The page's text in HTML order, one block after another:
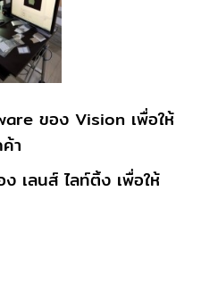
ของ Vision เพื่อให้
า
เลนส์ ไลท์ติ้ง เพื่อให้